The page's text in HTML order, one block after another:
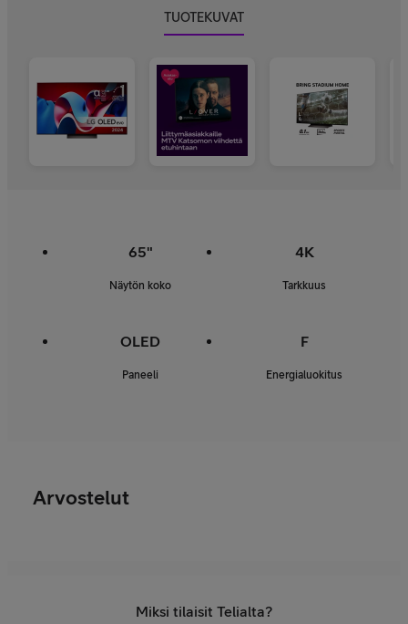
TUOTEKUVAT
65"
Näytön koko
4K
Tarkkuus
OLED
Paneeli
F
Energialuokitus
Arvostelut
Miksi tilaisit Telialta?